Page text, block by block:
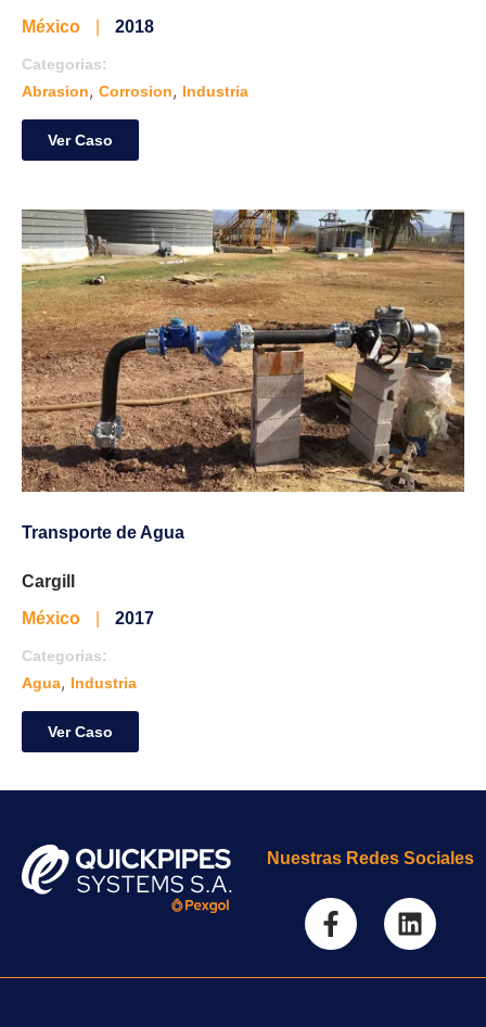
México
2018
Categorias:
Abrasion, Corrosion, Industria
Ver Caso
Transporte de Agua
Cargill
México
2017
Categorias:
Agua, Industria
Ver Caso
Nuestras Redes Sociales